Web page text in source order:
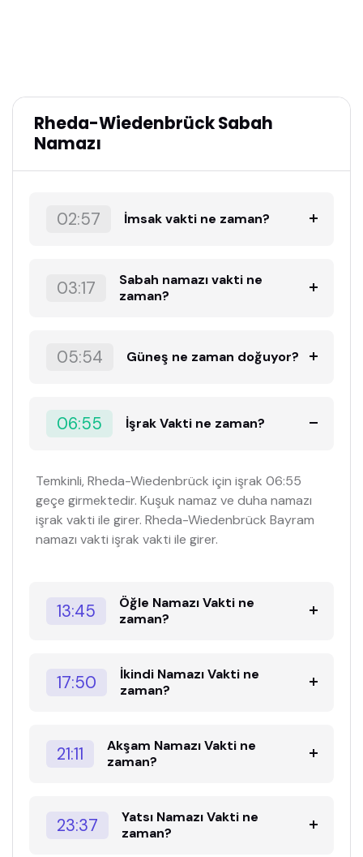
Rheda-Wiedenbrück Sabah
Namazı
02:57 İmsak vakti ne zaman?
03:17
Sabah namazı vakti ne
zaman?
05:54 Güneş ne zaman doğuyor?
06:55 İşrak Vakti ne zaman?
Temkinli, Rheda-Wiedenbrück için işrak 06:55
geçe girmektedir. Kuşuk namaz ve duha namazı
işrak vakti ile girer. Rheda-Wiedenbrück Bayram
namazı vakti işrak vakti ile girer.
13:45
Öğle Namazı Vakti ne
zaman?
17:50
İkindi Namazı Vakti ne
zaman?
21:11
Akşam Namazı Vakti ne
zaman?
23:37
Yatsı Namazı Vakti ne
zaman?